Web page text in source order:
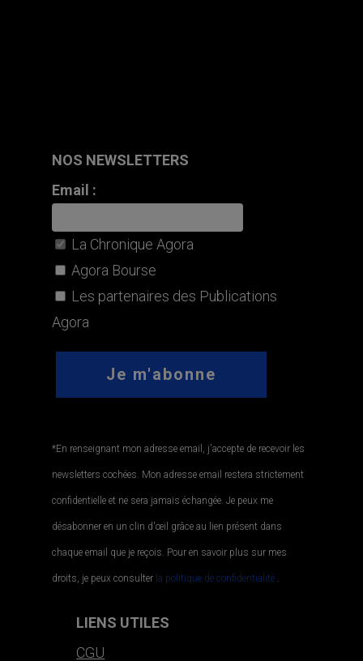
NOS NEWSLETTERS
Email :
La Chronique Agora
Agora Bourse
Les partenaires des Publications
Agora
*En renseignant mon adresse email, j'accepte de recevoir les
newsletters cochées. Mon adresse email restera strictement
confidentielle et ne sera jamais échangée. Je peux me
désabonner en un clin d'œil grâce au lien présent dans
chaque email que je reçois. Pour en savoir plus sur mes
droits, je peux consulter la politique de confidentialité..
LIENS UTILES
CGU